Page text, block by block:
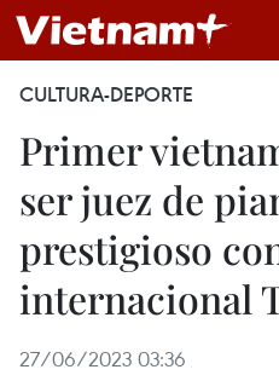
CULTURA-DEPORTE
Primer
ser juez de
prestigioso
internacional
27/06/2023 03:36